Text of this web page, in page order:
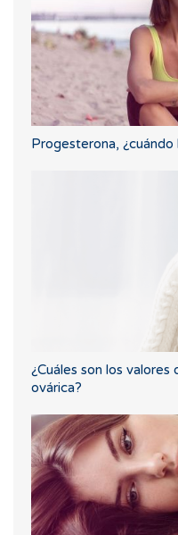
Progesterona, ¿cuándo
¿Cuáles son los valores
ovárica?